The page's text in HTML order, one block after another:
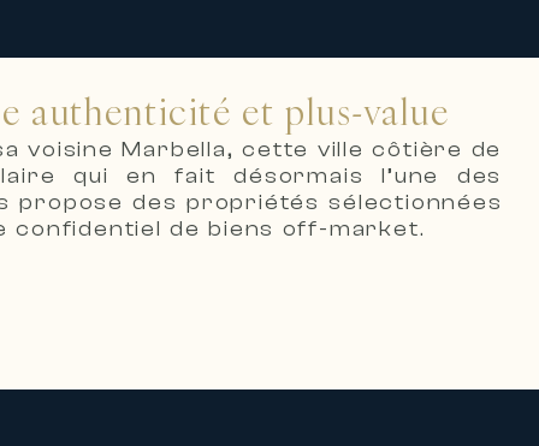
authenticité et plus-value
voisine Marbella, cette ville côtière de
qui en fait désormais l’une des
propose des propriétés sélectionnées
confidentiel de biens off-market.
d’Andalousie. Cette métamorphose a